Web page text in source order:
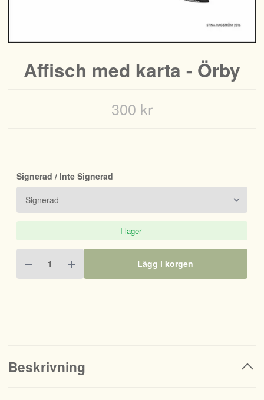
Affisch med karta - Örby
300 kr
Signerad / Inte Signerad
I lager
Lägg i korgen
Beskrivning